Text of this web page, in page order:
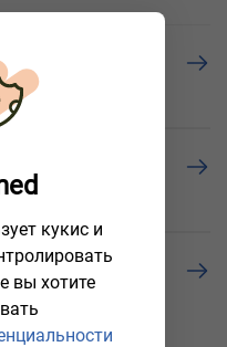
ACTROS
/ Strasbourg (
( Литва )
кукис и
вы хотите